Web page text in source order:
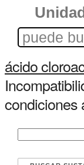
ácido
condiciones